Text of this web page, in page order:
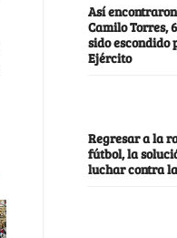
Así
Camilo Torres,
sido escondido
Ejército
Regresar a la
fútbol, la
luchar contra